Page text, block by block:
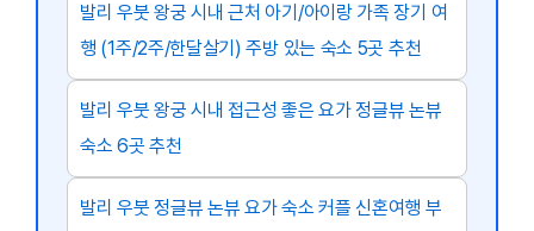
발리 우붓 왕궁 시내 근처 아기/아이랑 가족 장기 여
행 (1주/2주/한달살기) 주방 있는 숙소 5곳 추천
발리 우붓 왕궁 시내 접근성 좋은 요가 정글뷰 논뷰
숙소 6곳 추천
발리 우붓 정글뷰 논뷰 요가 숙소 커플 신혼여행 부